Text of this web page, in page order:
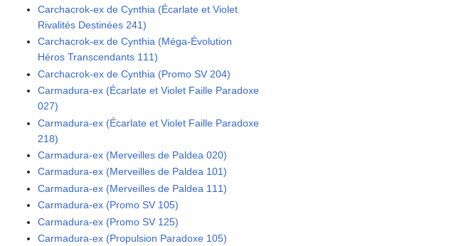
Carchacrok-ex de Cynthia (Écarlate et Violet
Rivalités Destinées 241)
Carchacrok-ex de Cynthia (Méga-Évolution
Héros Transcendants 111)
Carchacrok-ex de Cynthia (Promo SV 204)
Carmadura-ex (Écarlate et Violet Faille Paradoxe
027)
Carmadura-ex (Écarlate et Violet Faille Paradoxe
218)
Carmadura-ex (Merveilles de Paldea 020)
Carmadura-ex (Merveilles de Paldea 101)
Carmadura-ex (Merveilles de Paldea 111)
Carmadura-ex (Promo SV 105)
Carmadura-ex (Promo SV 125)
Carmadura-ex (Propulsion Paradoxe 105)